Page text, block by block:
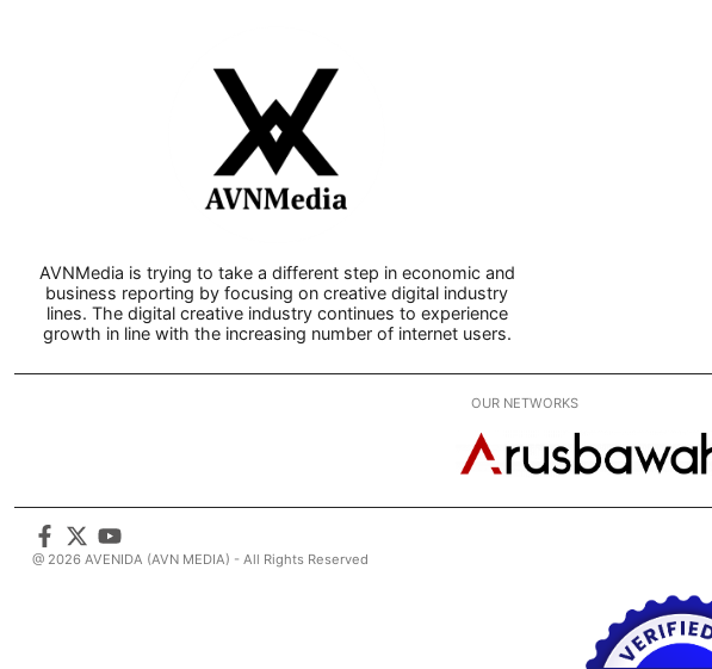
AVNMedia is trying to take a different step in economic and
business reporting by focusing on creative digital industry
lines. The digital creative industry continues to experience
growth in line with the increasing number of internet users.
OUR NETWORKS
@ 2026 AVENIDA (AVN MEDIA) - All Rights Reserved